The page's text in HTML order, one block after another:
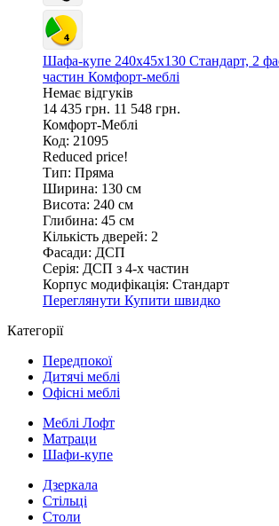
Шафа-купе 240х45х130 Стандарт, 2
частин Комфорт-меблі
Немає відгуків
14 435 грн. 11 548 грн.
Комфорт-Меблі
Код: 21095
Reduced price!
Тип: Пряма
Ширина: 130 см
Висота: 240 см
Глибина: 45 см
Кількість дверей: 2
Фасади: ДСП
Серія: ДСП з 4-х частин
Корпус модифікація: Стандарт
Переглянути Купити швидко
Категорії
Передпокої
Дитячі меблі
Офісні меблі
Меблі Лофт
Матраци
Шафи-купе
Дзеркала
Стільці
Столи